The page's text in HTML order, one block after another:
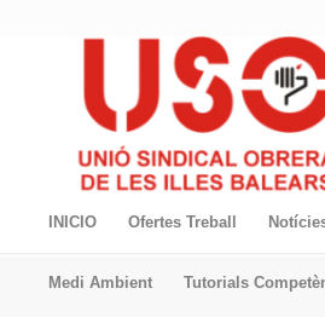
INICIO Ofertes Treball
Medi Ambient Tutorials